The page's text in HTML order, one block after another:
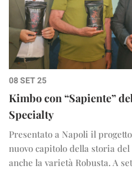
08 SET 25
Kimbo con “Sapiente”
Specialty
Presentato a Napoli il
nuovo capitolo della storia del
anche la varietà Robusta. A